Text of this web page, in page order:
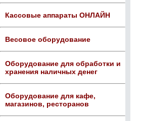
Кассовые аппараты ОНЛАЙН
Весовое оборудование
Оборудование для обработки и
хранения наличных денег
Оборудование для кафе,
магазинов, ресторанов